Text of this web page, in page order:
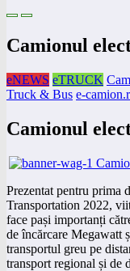
Camionul
eNEWS eTRUCK
Truck & Bus e-
Camionul
Prezentat pentru prima
Transportation 2022,
face pași importanți
de încărcare Megawatt
transportul greu pe
transport regional și de